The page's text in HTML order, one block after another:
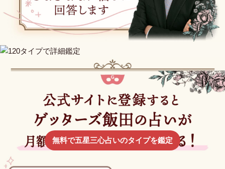
無料で五星三心占いのタイプを鑑定